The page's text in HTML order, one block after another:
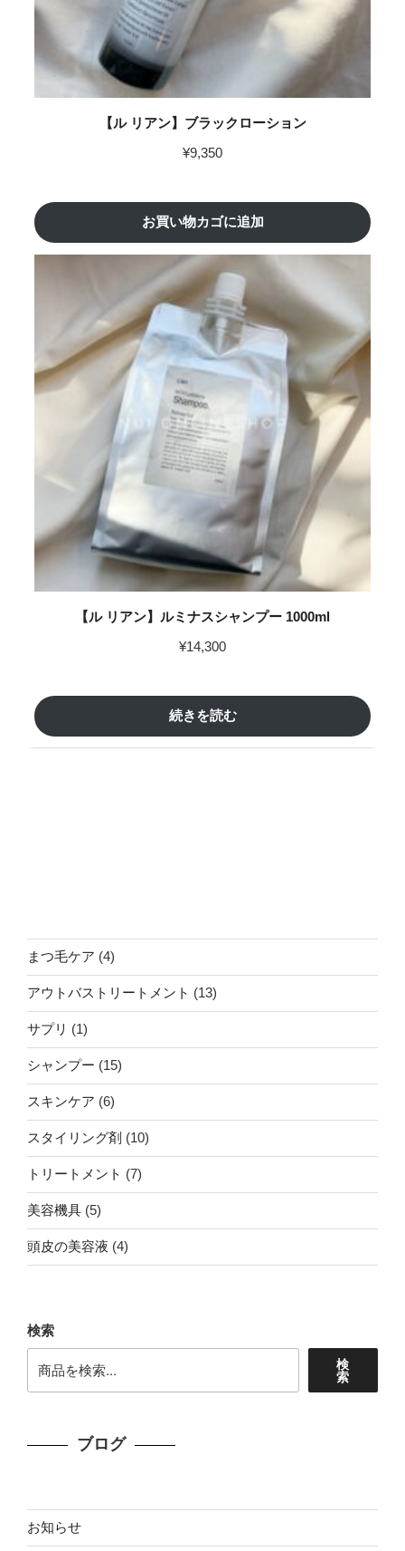
【ル リアン】ブラックローション
¥9,350
お買い物カゴに追加
【ル リアン】ルミナスシャンプー 1000ml
¥14,300
続きを読む
まつ毛ケア 44
個
の
アウトバストリートメント 1313
個
サプリ 11
個
商
シャンプー 1515
個
商
スキンケア 66
個
の
商
スタイリング剤 1010
個
トリートメント 77
個
美容機具 55
個
の
頭皮の美容液 44
個
検索
検
索
ブログ
お知らせ